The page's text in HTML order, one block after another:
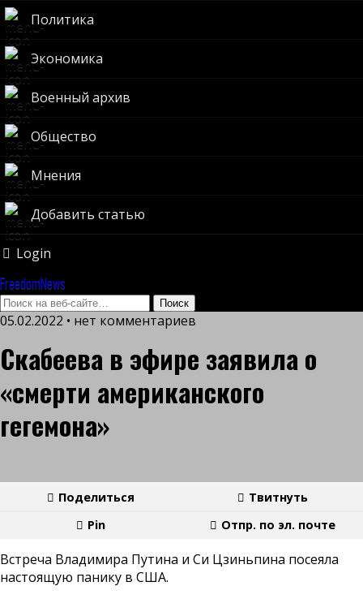
Политика
Экономика
Военный архив
Общество
Мнения
Добавить статью
Login
FreedomNews
05.02.2022 • нет комментариев
Скабеева в эфире заявила о
«смерти американского
гегемона»
Поделиться
Твитнуть
Pin
Отпр. по эл. почте
Встреча Владимира Путина и Си Цзиньпина посеяла
настоящую панику в США.